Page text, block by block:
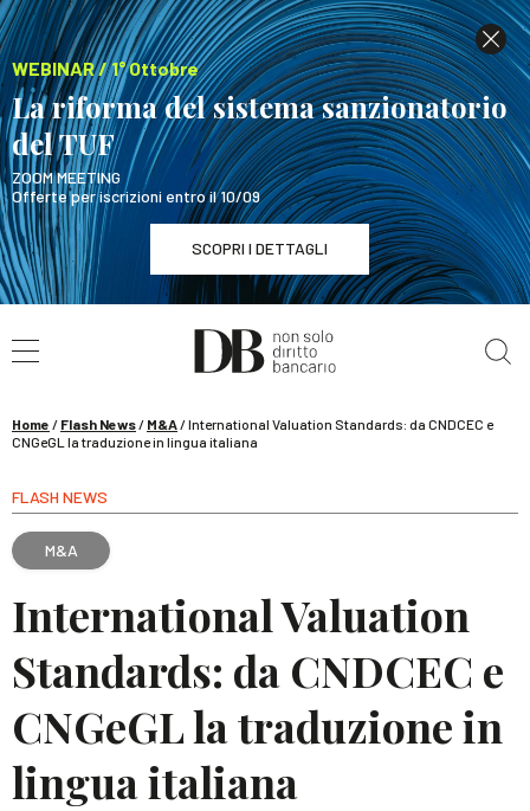
WEBINAR / 1° Ottobre
La riforma del sistema sanzionatorio
del TUF
ZOOM MEETING
Offerte per iscrizioni entro il 10/09
SCOPRI I DETTAGLI
WEBINAR / 1° Ottobre
La riforma del sistema sanzionatorio del TUF
Home / Flash News/ M&A/International Valuation Standards: da CNDCEC e
CNGeGL la traduzione in lingua italiana
FLASH NEWS
M&A
International Valuation
Standards: da CNDCEC e
CNGeGL la traduzione in
lingua italiana